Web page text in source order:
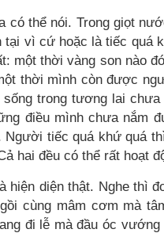
có thể nói. Trong giọt
tại vì cứ hoặc là tiếc
một thời vàng son nào
thời mình còn được
trong tương lai
điều mình chưa nắm
Người tiếc quá khứ quá
hai đều có thể rất hoạt
hiện diện thật. Nghe thì
cùng mâm cơm mà
đi lễ mà đầu óc